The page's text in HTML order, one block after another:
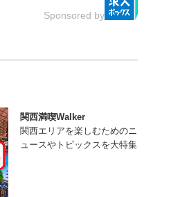
Sponsored by
関西満喫Walker
関西エリアを楽しむためのニ
ュースやトピックスを大特集